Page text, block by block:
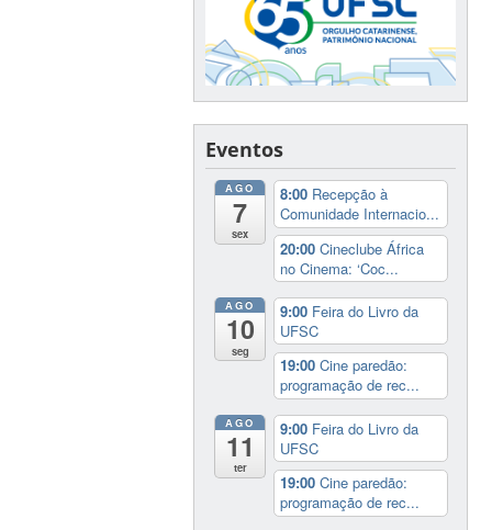
Eventos
AGO
7
sex
8:00 Recepção à
Comunidade Internacio...
20:00Cineclube África
no Cinema: ‘Coc...
AGO
10
seg
9:00 Feira do Livro da
UFSC
19:00Cine paredão:
programação de rec...
AGO
11
ter
9:00 Feira do Livro da
UFSC
19:00Cine paredão:
programação de rec...